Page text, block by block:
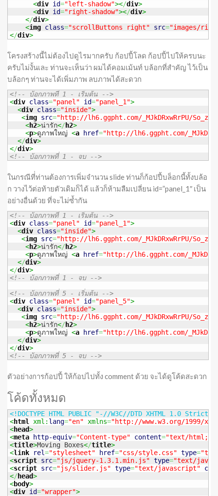
<div id="left-shadow"></div>
<div id="right-shadow"></div>
</div>
<img class="scrollButtons right" src="images/
</div>
โครงสร้างนี้ไม่ต้องไปดูไรมากครับ ก้อปปี้โลด ก้อปปี้ไปให้ครบนะ
ครับไม่งั้นเละ ท่านจะเห็นว่า ผมได้คอมเม้นท์ บล้อกที่สำคัญ ไว้เป็น
บล้อกๆ ท่านจะได้เพิ่มภาพ ลบภาพได้สะดวก
<!-- บ้อกภาพที่ 1 - เริ่มต้น -->
<div class="panel" id="panel_1">
<div class="inside">
<img src="http://lh6.ggpht.com/_MJkDRxwRrPU/
<h2>น่ารัก</ h2>
<p>ดูภาพใหญ่ <a href="http://lh6.ggpht.com/
</div>
</div>
<!-- บ้อกภาพที่ 1 - จบ -->
ในกรณีที่่ท่านต้องการเพิ่มจำนวน slide ท่านก็ก้อปปี้บล็อกนี้ทั้งบล้อ
ก วางไว้ต่อท้ายตัวเดิมก็ได้ แล้วก็ห้ามลืมเปลี่ยน id=”panel_1″ เป็น
อย่างอื่นด้วย ที่จะไม่ซ้ำกัน
<!-- บ้อกภาพที่ 1 - เริ่มต้น -->
<div class="panel" id="panel_1">
<div class="inside">
<img src="http://lh6.ggpht.com/_MJkDRxwRrPU/
<h2>น่ารัก</ h2>
<p>ดูภาพใหญ่ <a href="http://lh6.ggpht.com/
</div>
</div>
<!-- บ้อกภาพที่ 1 - จบ -->
<!-- บ้อกภาพที่ 5 - เริ่มต้น -->
<div class="panel" id="panel_5">
<div class="inside">
<img src="http://lh6.ggpht.com/_MJkDRxwRrPU/
<h2>น่ารัก</ h2>
<p>ดูภาพใหญ่ <a href="http://lh6.ggpht.com/
</div>
</div>
<!-- บ้อกภาพที่ 5 - จบ -->
ตัวอย่างการก้อปปี้ ให้ก้อปไปทั้ง comment ด้วย จะได้ดูโค้ดสะดวก
โค้ดทั้งหมด
<!DOCTYPE HTML PUBLIC "-//W3C//DTD XHTML 1.0
<html xml: lang="en" xmlns="http://www.w3.org/1999/
<head>
<meta http-equiv="Content-type" content="text/html;
<title>Moving Boxes</title>
<link rel="stylesheet" href="css/style.css" type=
<script src="js/jquery-1.3.1.min.js" type="text/
<script src="js/slider.js" type="text/javascript"
</ head>
<body>
<div id="wrapper">